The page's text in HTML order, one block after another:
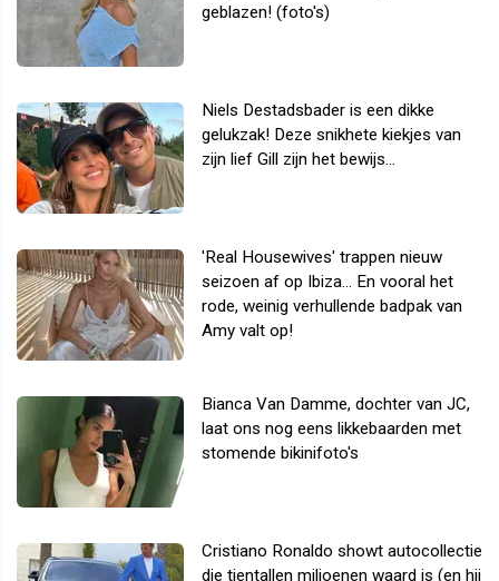
geblazen! (foto's)
Niels Destadsbader is een dikke
gelukzak! Deze snikhete kiekjes van
zijn lief Gill zijn het bewijs...
'Real Housewives' trappen nieuw
seizoen af op Ibiza... En vooral het
rode, weinig verhullende badpak van
Amy valt op!
Bianca Van Damme, dochter van JC,
laat ons nog eens likkebaarden met
stomende bikinifoto's
Cristiano Ronaldo showt autocollectie
die tientallen miljoenen waard is (en hij